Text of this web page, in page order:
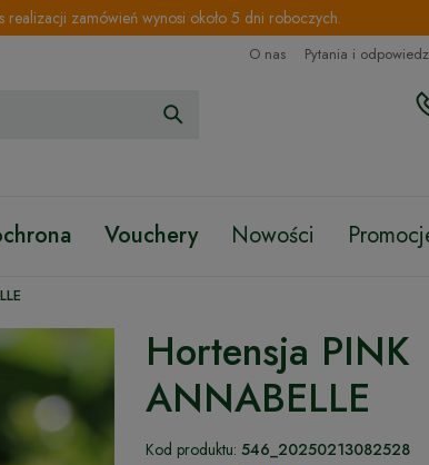
realizacji zamówień wynosi około 5 dni roboczych.
O nas Pytania i
Vouchery Nowości
Hortensja PINK
ANNABELLE
Kod produktu: 546_20250213082528